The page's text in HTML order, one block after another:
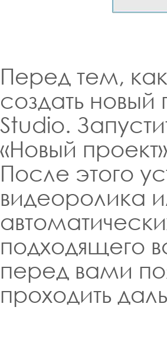
Перед тем,
создать
Studio.
«Новый
После этого
видеоролика
подходящего
перед вами
проходить